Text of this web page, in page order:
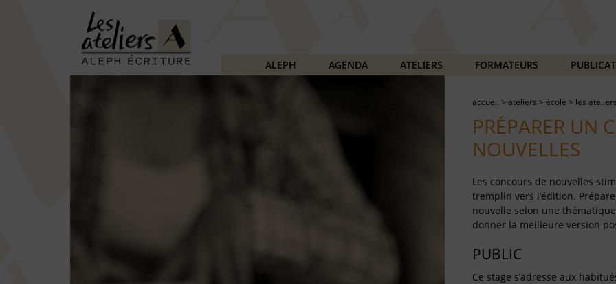
ALEPH AGENDA ATELIERS FORMATEURS
accueil > ateliers > école > les
PRÉPARER UN
NOUVELLES
Les concours de nouvelles
tremplin vers l’édition.
nouvelle selon une
donner la meilleure version
PUBLIC
Ce stage s’adresse aux